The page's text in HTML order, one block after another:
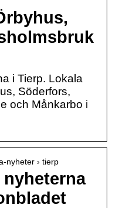
i Tierp. Lokala
Söderfors,
och Månkarbo i
nyheter › tierp
nyheterna